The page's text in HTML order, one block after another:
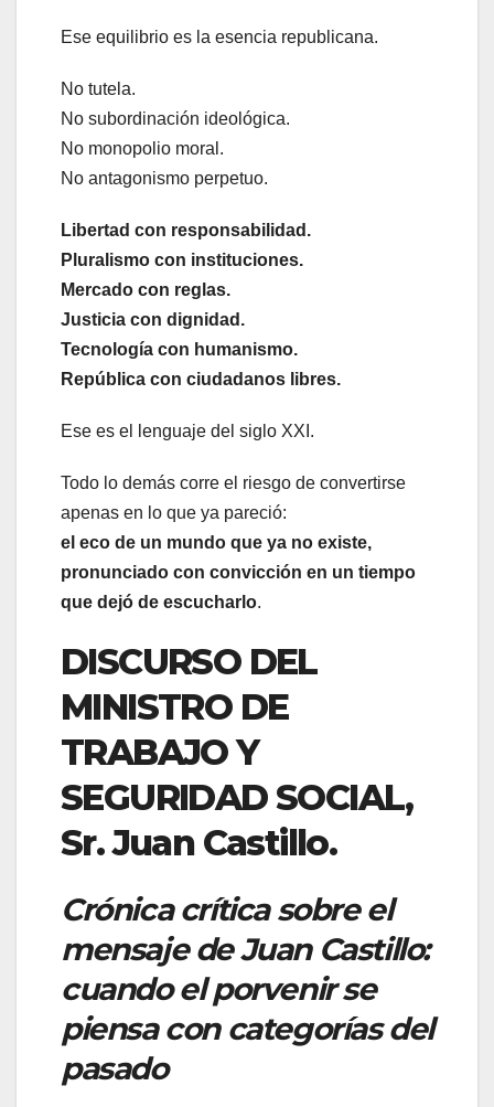
Ese equilibrio es la esencia republicana.
No tutela.
No subordinación ideológica.
No monopolio moral.
No antagonismo perpetuo.
Libertad con responsabilidad.
Pluralismo con instituciones.
Mercado con reglas.
Justicia con dignidad.
Tecnología con humanismo.
República con ciudadanos libres.
Ese es el lenguaje del siglo XXI.
Todo lo demás corre el riesgo de convertirse
apenas en lo que ya pareció:
el eco de un mundo que ya no existe,
pronunciado con convicción en un tiempo
que dejó de escucharlo.
DISCURSO DEL
MINISTRO DE
TRABAJO Y
SEGURIDAD SOCIAL,
Sr. Juan Castillo.
Crónica crítica sobre el
mensaje de Juan Castillo:
cuando el porvenir se
piensa con categorías del
pasado